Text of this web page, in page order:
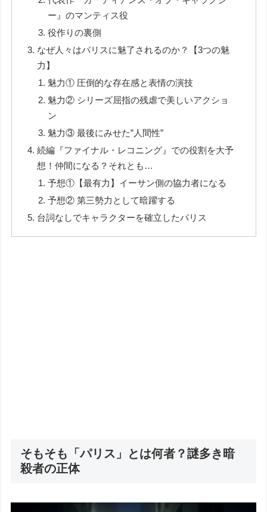
ー』のマンティス役
役作りの裏側
なぜ人々はパリスに魅了されるのか？【3つの魅
力】
魅力① 圧倒的な存在感と表情の演技
魅力② シリーズ屈指の残虐で美しいアクショ
ン
魅力③ 最後にみせた”人間性”
続編『ファイナル・レコニング』での役割を大予
想！仲間になる？それとも…
予想①【最有力】イーサン側の協力者になる
予想② 第三勢力として暗躍する
台詞なしでキャラクターを確立したパリス
そもそも「パリス」とは何者？謎多き暗
殺者の正体